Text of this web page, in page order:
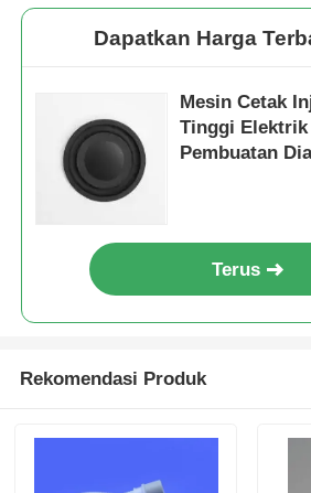
Dapatkan Harga
Mesin Cetak
Tinggi
Pembuatan
Terus
Rekomendasi Produk